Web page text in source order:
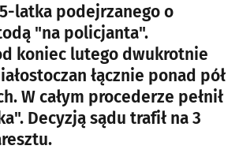
latka podejrzanego o
"na policjanta".
koniec lutego dwukrotnie
łącznie ponad pół
W całym procederze pełnił
Decyzją sądu trafił na 3